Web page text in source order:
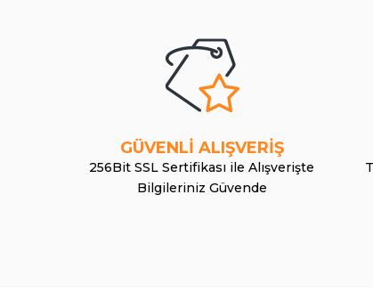
GÜVENLİ ALIŞVERİŞ
256Bit SSL Sertifikası ile Alışverişte
Bilgileriniz Güvende